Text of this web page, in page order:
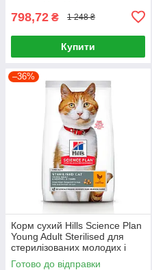
798,72 ₴ 1 248 ₴
Купити
–36%
Корм сухий Hills Science Plan
Young Adult Sterilised для
стерилізованих молодих і
дорослих котів з куркою 15 кг
Готово до відправки